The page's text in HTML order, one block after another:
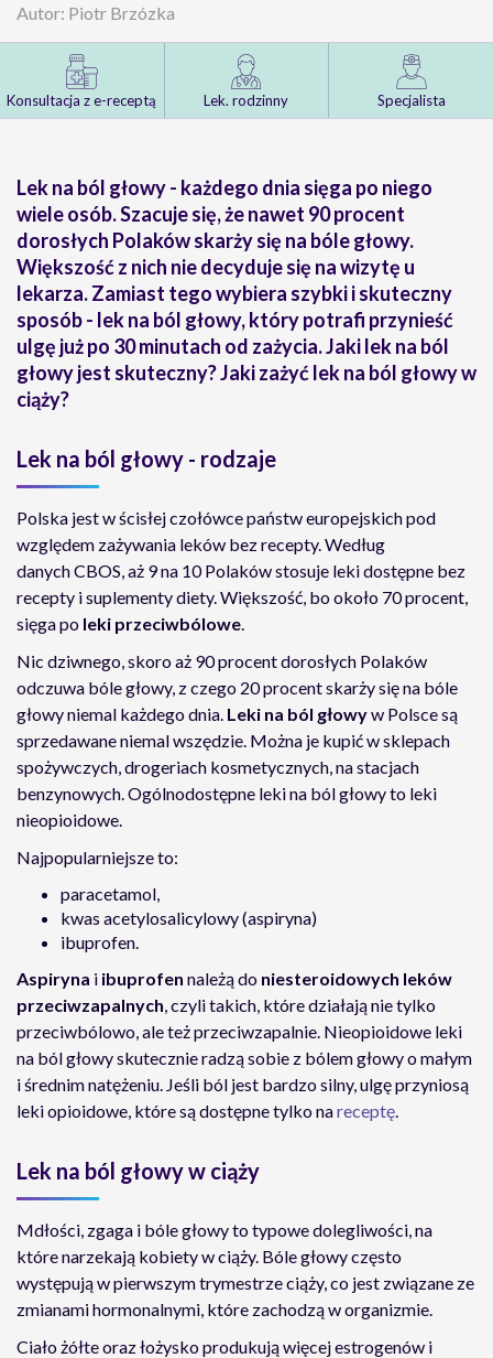
Autor: Piotr Brzózka
Konsultacja z e-receptą Lek. rodzinny Specjalista
Lek na ból głowy - każdego dnia sięga po niego
wiele osób. Szacuje się, że nawet 90 procent
dorosłych Polaków skarży się na bóle głowy.
Większość z nich nie decyduje się na wizytę u
lekarza. Zamiast tego wybiera szybki i skuteczny
sposób - lek na ból głowy, który potrafi przynieść
ulgę już po 30 minutach od zażycia. Jaki lek na ból
głowy jest skuteczny? Jaki zażyć lek na ból głowy w
ciąży?
Lek na ból głowy - rodzaje
Polska jest w ścisłej czołówce państw europejskich pod
względem zażywania leków bez recepty. Według
danych CBOS, aż 9 na 10 Polaków stosuje leki dostępne bez
recepty i suplementy diety. Większość, bo około 70 procent,
sięga po leki przeciwbólowe.
Nic dziwnego, skoro aż 90 procent dorosłych Polaków
odczuwa bóle głowy, z czego 20 procent skarży się na bóle
głowy niemal każdego dnia. Leki na ból głowyw Polsce są
sprzedawane niemal wszędzie. Można je kupić w sklepach
spożywczych, drogeriach kosmetycznych, na stacjach
benzynowych. Ogólnodostępne leki na ból głowy to leki
nieopioidowe.
Najpopularniejsze to:
paracetamol,
kwas acetylosalicylowy (aspiryna)
ibuprofen.
Aspiryna i ibuprofen należą do niesteroidowych leków
przeciwzapalnych, czyli takich, które działają nie tylko
przeciwbólowo, ale też przeciwzapalnie. Nieopioidowe leki
na ból głowy skutecznie radzą sobie z bólem głowy o małym
i średnim natężeniu. Jeśli ból jest bardzo silny, ulgę przyniosą
leki opioidowe, które są dostępne tylko nareceptę.
Lek na ból głowy w ciąży
Mdłości, zgaga i bóle głowy to typowe dolegliwości, na
które narzekają kobiety w ciąży. Bóle głowy często
występują w pierwszym trymestrze ciąży, co jest związane ze
zmianami hormonalnymi, które zachodzą w organizmie.
Ciało żółte oraz łożysko produkują więcej estrogenów i